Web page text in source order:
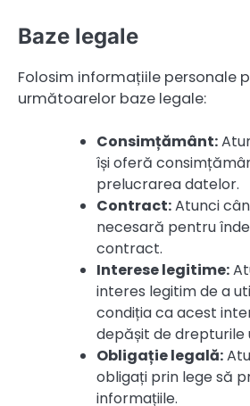
Baze legale
Folosim informațiile personale
următoarelor baze legale:
Consimțământ:
își oferă
prelucrarea datelor.
Contract:Atunci
necesară pentru
contract.
Interese legitime:
interes legitim de a
condiția ca acest
depășit de drepturile
Obligație legală:
obligați prin lege să
informațiile.